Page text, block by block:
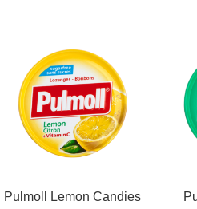
Pulmoll Lemon Candies